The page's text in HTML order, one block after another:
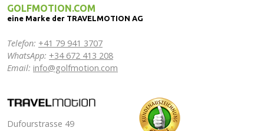
GOLFMOTION.COM
eine Marke der TRAVELMOTION AG
Telefon: +41 79 941 3707
WhatsApp: +34 672 413 208
Email: info@golfmotion.com
Dufourstrasse 49